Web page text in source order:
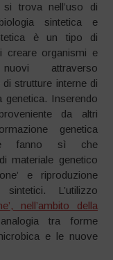
trova nell’uso di
sintetica e
è un tipo di
creare organismi e
attraverso
strutture interne di
Inserendo
da altri
genetica
fanno sì che
materiale genetico
e riproduzione
L’utilizzo
nell’ambito della
tra forme
e le nuove